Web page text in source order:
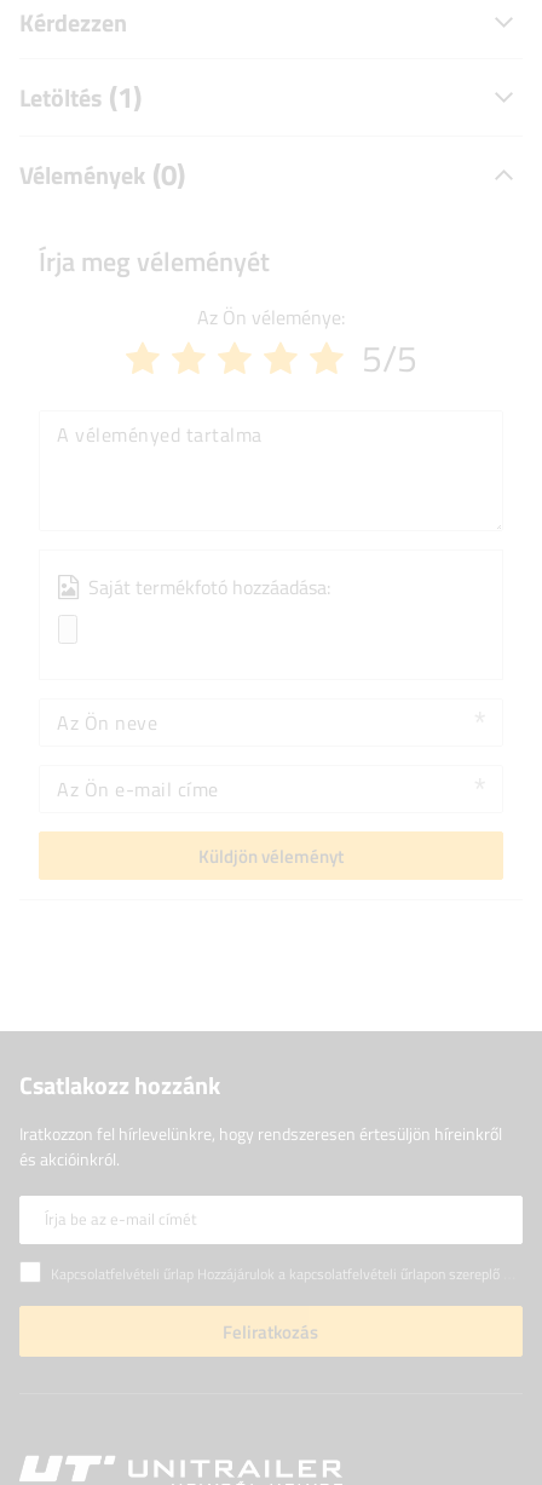
Kérdezzen
Letöltés (1)
Vélemények (0)
Írja meg véleményét
Az Ön véleménye:
5/5
A véleményed tartalma
Saját termékfotó hozzáadása:
Az Ön neve
Az Ön e-mail címe
Küldjön véleményt
Csatlakozz hozzánk
Iratkozzon fel hírlevelünkre, hogy rendszeresen értesüljön híreinkről
és akcióinkról.
Írja be az e-mail címét
Kapcsolatfelvételi űrlap Hozzájárulok a kapcsolatfelvételi űrlapon szereplő személyes adataimnak az Európai Parlament és a Tanács (EU) rendeletével összhangban történő kezeléséhez
Feliratkozás